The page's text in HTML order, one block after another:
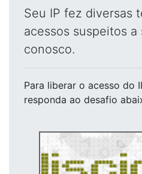
Seu IP fez diversas
acessos suspeitos
conosco.
Para liberar o acesso do
responda ao desafio